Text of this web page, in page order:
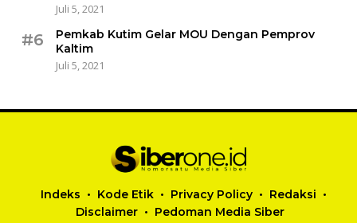
Juli 5, 2021
#6
Pemkab Kutim Gelar MOU Dengan Pemprov
Kaltim
Juli 5, 2021
Indeks Kode Etik Privacy Policy
Redaksi
Disclaimer
Pedoman Media Siber